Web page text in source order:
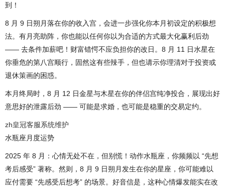
到！
8 月 9 日朔月落在你的收入宫，会进一步强化你本月初设定的积极想
法。有月亮助阵，你也能以任何你以为合适的方式最大化赢利后劲
—— 去条件加薪吧！财富错愕不应负担你的改日。8 月 11 日水星在
你垂危的第八宫顺行，固然这有些辣手，但也请示你理清对于投资或
退休策画的困惑。
本月终局时，8 月 12 日金星与木星在你的伴侣宫纯净投合，展现出好
意思好的泄露后劲 —— 可能是求婚，也可能是稳重的交易定约。
zh皇冠客服系统维护
水瓶座月度运势
2025 年 8 月：心情无处不在，但别慌！动作水瓶座，你频频以 “先想
考后感受” 著称。然则，8 月 9 日朔月发生在你的星座，你可能难以
应付需要 “先感受后想考” 的场景。好音信是，这种心情爆发能实在改